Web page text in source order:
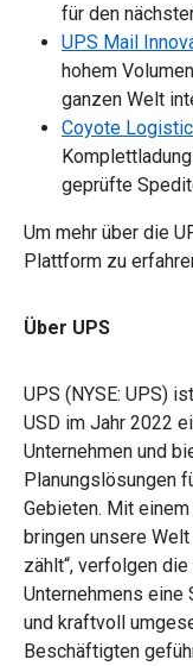
für den
UPS Mail
hohem
ganzen Welt
Coyote
geprüfte
Um mehr über die
Plattform zu
Über UPS
UPS (NYSE: UPS)
USD im Jahr 2022
Unternehmen und
Planungslösungen
Gebieten.​ Mit
bringen unsere
zählt“, verfolgen
Unternehmens
und kraftvoll
Beschäftigten